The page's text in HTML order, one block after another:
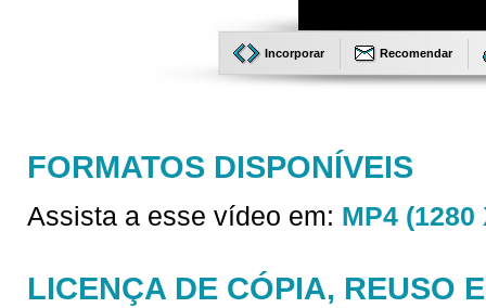
Incorporar Recomendar
FORMATOS DISPONÍVEIS
Assista a esse vídeo em: MP4 (1280
LICENÇA DE CÓPIA, REUSO